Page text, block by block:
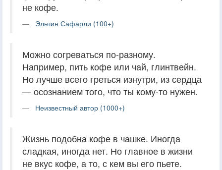
не кофе.
Эльчин Сафарли (100+)
Можно согреваться по-разному.
Например, пить кофе или чай, глинтвейн.
Но лучше всего греться изнутри, из сердца
— осознанием того, что ты кому-то нужен.
Неизвестный автор (1000+)
Жизнь подобна кофе в чашке. Иногда
сладкая, иногда нет. Но главное в жизни
не вкус кофе, а то, с кем вы его пьете.